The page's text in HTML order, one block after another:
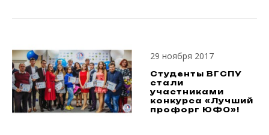
29 ноября 2017
Студенты ВГСПУ
стали
участниками
конкурса «Лучший
профорг ЮФО»!